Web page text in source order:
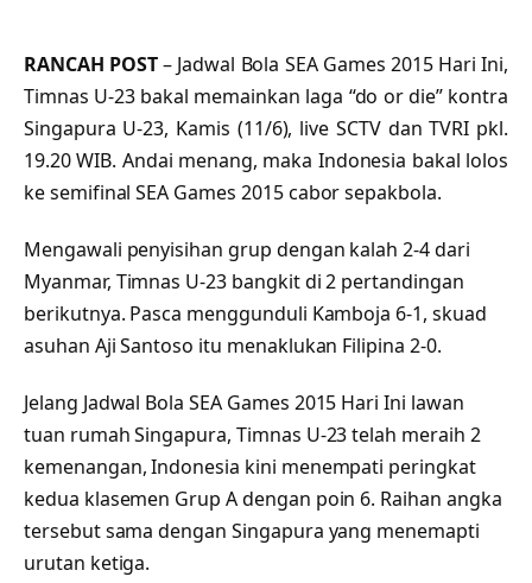
RANCAH POST– Jadwal Bola SEA Games 2015 Hari Ini,
Timnas U-23 bakal memainkan laga “do or die” kontra
Singapura U-23, Kamis (11/6), live SCTV dan TVRI pkl.
19.20 WIB. Andai menang, maka Indonesia bakal lolos
ke semifinal SEA Games 2015 cabor sepakbola.
Mengawali penyisihan grup dengan kalah 2-4 dari
Myanmar, Timnas U-23 bangkit di 2 pertandingan
berikutnya. Pasca menggunduli Kamboja 6-1, skuad
asuhan Aji Santoso itu menaklukan Filipina 2-0.
Jelang Jadwal Bola SEA Games 2015 Hari Ini lawan
tuan rumah Singapura, Timnas U-23 telah meraih 2
kemenangan, Indonesia kini menempati peringkat
kedua klasemen Grup A dengan poin 6. Raihan angka
tersebut sama dengan Singapura yang menemapti
urutan ketiga.